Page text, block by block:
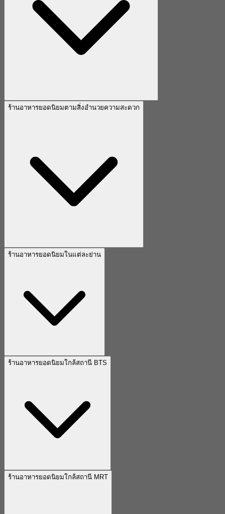
ร้านอาหารยอดนิยมตามสิ่งอำนวยความสะดวก
ร้านอาหารยอดนิยมในแต่ละย่าน
ร้านอาหารยอดนิยมใกล้สถานี BTS
ร้านอาหารยอดนิยมใกล้สถานี MRT